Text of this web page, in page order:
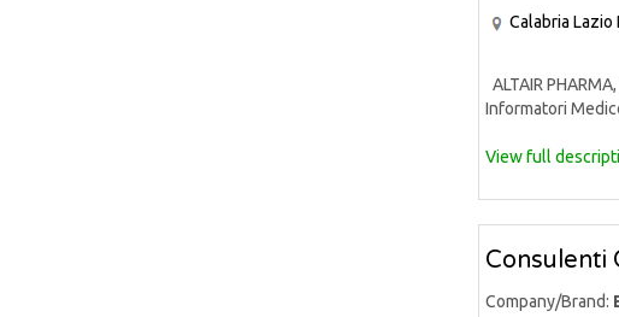
Calabria Lazio
ALTAIR
Informatori
View full
Consulenti
Company/Brand: